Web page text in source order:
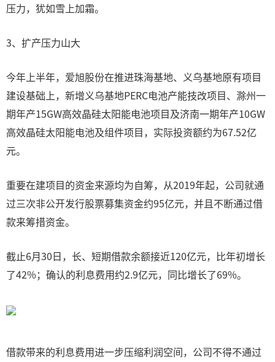
压力，犹如雪上加霜。
3、扩产压力山大
今年上半年，爱旭股份在推进珠海基地、义乌基地原有项目
建设基础上，新增义乌基地PERC电池产能技改项目、滁州一
期年产15GW高效晶硅太阳能电池项目及济南一期年产10GW
高效晶硅太阳能电池及组件项目，实际投资额约为67.52亿
元。
重要在建项目的资金来源均为自筹，从2019年起，公司就通
过三次非公开发行股票募集资金约95亿元，并且不断通过借
款来筹措资金。
截止6月30日，长、短期借款余额接近120亿元，比年初增长
了42%；确认的利息费用约2.9亿元，同比增长了69%。
借款带来的利息费用进一步压缩利润空间，公司不得不通过